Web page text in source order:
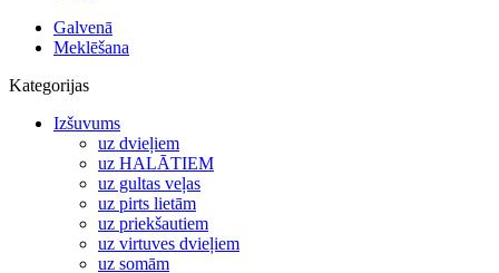
Galvenā
Meklēšana
Kategorijas
Izšuvums
uz dvieļiem
uz HALĀTIEM
uz gultas veļas
uz pirts lietām
uz priekšautiem
uz virtuves dvieļiem
uz somām